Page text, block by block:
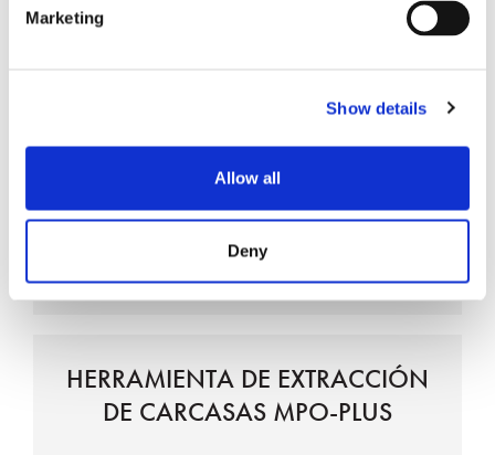
Marketing
Show details
Allow all
Deny
HERRAMIENTA DE EXTRACCIÓN
DE CARCASAS MPO-PLUS